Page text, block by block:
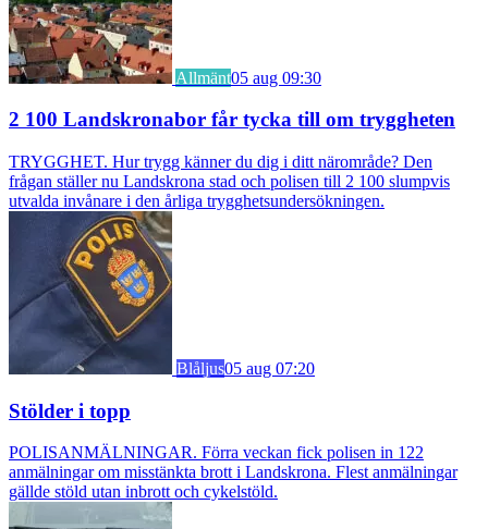
Allmänt05 aug 09:30
2 100 Landskronabor får tycka till om tryggheten
TRYGGHET. Hur trygg känner du dig i ditt närområde? Den
frågan ställer nu Landskrona stad och polisen till 2 100 slumpvis
utvalda invånare i den årliga trygghetsundersökningen.
Blåljus05 aug 07:20
Stölder i topp
POLISANMÄLNINGAR. Förra veckan fick polisen in 122
anmälningar om misstänkta brott i Landskrona. Flest anmälningar
gällde stöld utan inbrott och cykelstöld.